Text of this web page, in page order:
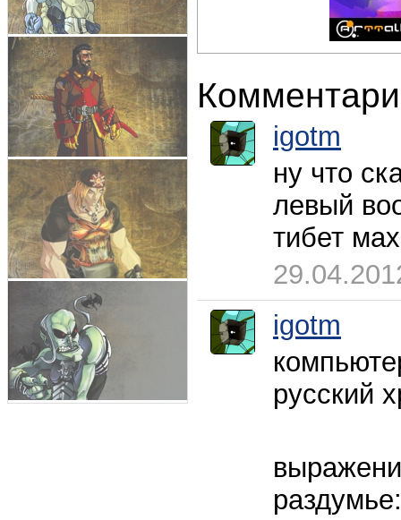
igotm
ну что
левый
тибет
igotm
русский
раздумье: